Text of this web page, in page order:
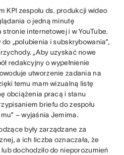
KPI zespołu ds. produkcji wideo
o jedną minutę
internetowej i w YouTube.
„polubienia i subskrybowania”,
„Aby uzyskać nowe
redakcyjny o wypełnienie
utworzenie zadania na
temu mam wizualną listę
obciążenia pracą i stanu
briefu do zespołu
– wyjaśnia Jemima.
były zarządzane za
a ich liczba oznaczała, że
dochodziło do nieporozumień